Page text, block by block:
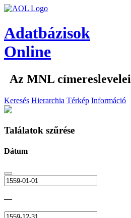
Adatbázisok
Online
Az MNL címereslevelei
Keresés Hierarchia Térkép Információ
Találatok szűrése
Dátum
—